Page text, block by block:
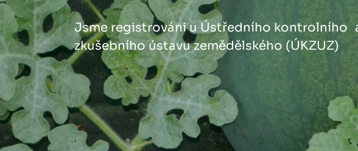
Jsme registrováni u Ústředního kontrolního a
zkušebního ústavu zemědělského (ÚKZUZ)